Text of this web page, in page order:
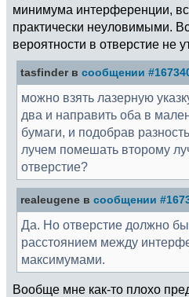
минимума интерференции,
практически неуловимыми.
вероятности в отверстие не
tasfinder в сообщении
можно взять лазерную
два и направить оба в
бумаги, и подобрав
лучем помешать второму
отверстие?
realeugene в сообщении
Да. Но отверстие должно
расстоянием между
максимумами.
Вообще мне как-то плохо